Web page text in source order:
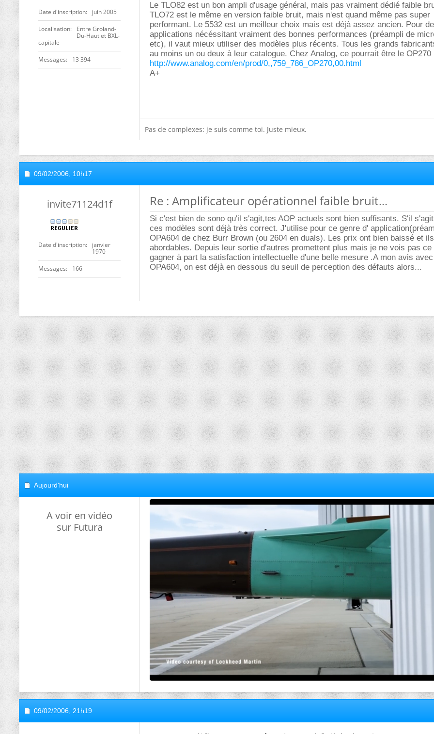
Date d'inscription juin 2005
Localisation
Entre Groland-
Du-Haut et BXL-
capitale
Messages 13 394
Le TLO82 est un bon ampli d'usage général, mais pas vraiment dédié faible
TLO72 est le même en version faible bruit, mais n'est quand même pas super
performant. Le 5532 est un meilleur choix mais est déjà assez ancien. Pour
applications nécéssitant vraiment des bonnes performances (préampli de
etc), il vaut mieux utiliser des modèles plus récents. Tous les grands
au moins un ou deux à leur catalogue. Chez Analog, ce pourrait être le OP270
http://www.analog.com/en/prod/0,,759_786_OP270,00.html
A+
Pas de complexes: je suis comme toi. Juste mieux.
09/02/2006, 10h17
invite71124d1f
Date d'inscription
janvier
1970
Messages 166
Re : Amplificateur opérationnel faible bruit...
Si c'est bien de sono qu'il s'agit,tes AOP actuels sont bien suffisants. S'il
ces modèles sont déjà très correct. J'utilise pour ce genre d'
OPA604 de chez Burr Brown (ou 2604 en duals). Les prix ont bien baissé et
abordables. Depuis leur sortie d'autres promettent plus mais je ne vois pas ce
gagner à part la satisfaction intellectuelle d'une belle mesure .A mon avis
OPA604, on est déjà en dessous du seuil de perception des défauts alors...
Aujourd'hui
A voir en vidéo
sur Futura
09/02/2006, 21h19